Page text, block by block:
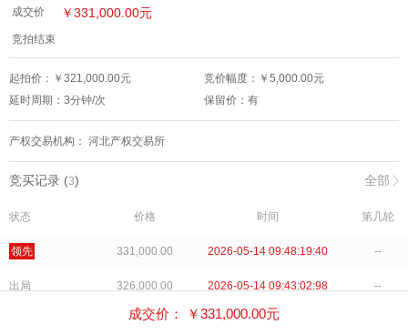
成交价 ￥331,000.00元
竞拍结束
起拍价：￥ 321,000.00元 竞价幅度：￥ 5,000.00元
延时周期： 3分钟/次 保留价： 有
产权交易机构： 河北产权交易所
竞买记录 (3) 全部
状态 价格 时间 第几轮
领先 331,000.00 2026-05-14 09:48:19:40 --
出局 326,000.00 2026-05-14 09:43:02:98 --
321,000.00 2026-05-14 09:30:33:47
成交价： ￥331,000.00元